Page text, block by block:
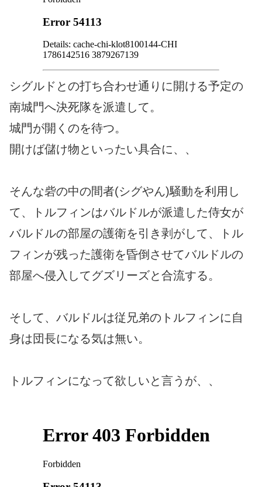
シグルドとの打ち合わせ通りに開ける予定の
南城門へ決死隊を派遣して。
城門が開くのを待つ。
開けば儲け物といったい具合に、、
そんな砦の中の間者(シグやん)騒動を利用し
て、トルフィンはバルドルが派遣した侍女が
バルドルの部屋の護衛を引き剥がして、トル
フィンが残った護衛を昏倒させてバルドルの
部屋へ侵入してグズリーズと合流する。
そして、バルドルは従兄弟のトルフィンに自
身は団長になる気は無い。
トルフィンになって欲しいと言うが、、